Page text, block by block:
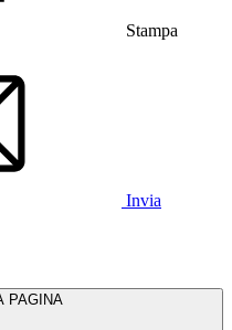
Stampa
Invia
PAGINA